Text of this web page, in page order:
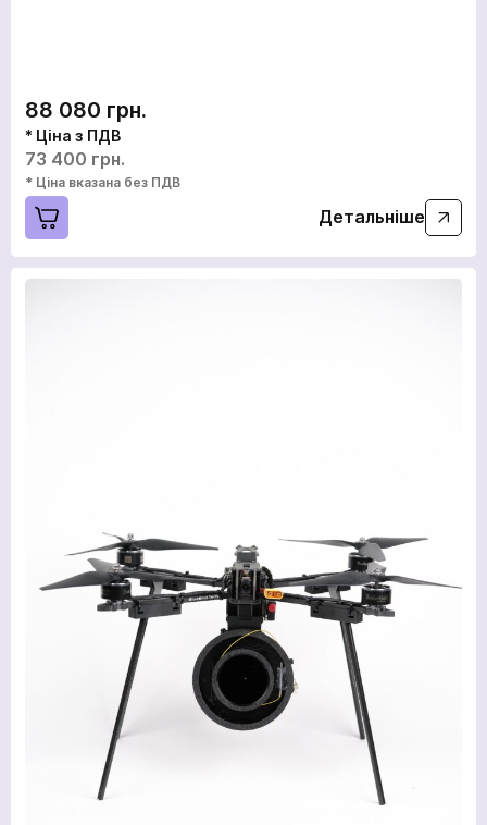
88 080 грн.
* Ціна з ПДВ
73 400 грн.
* Ціна вказана без ПДВ
Детальніше